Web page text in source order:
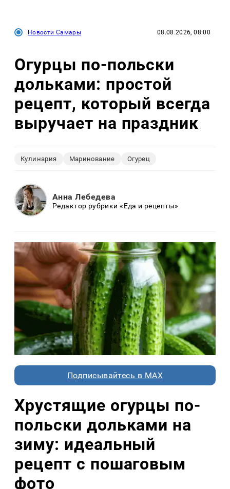
Новости Самары 08.08.2026, 08:00
Огурцы по‑польски
дольками: простой
рецепт, который всегда
выручает на праздник
Кулинария Маринование Огурец
Анна Лебедева
Редактор рубрики «Еда и рецепты»
Подписывайтесь в MAX
Хрустящие огурцы по-
польски дольками на
зиму: идеальный
рецепт с пошаговым
фото